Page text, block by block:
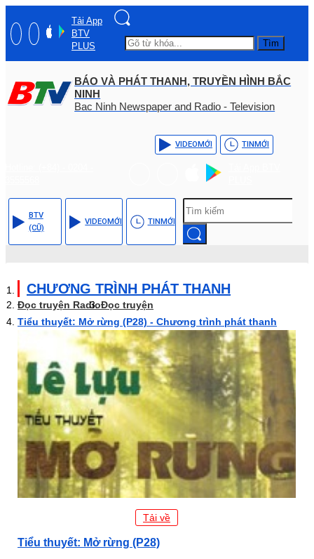
Tải App
BTV
PLUS
Tìm
BÁO VÀ PHÁT THANH, TRUYỀN HÌNH BẮC
NINH
Bac Ninh Newspaper and Radio - Television
VIDEOMỚI TINMỚI
BTV
(CŨ)
VIDEOMỚI TINMỚI
CHƯƠNG TRÌNH PHÁT THANH
Đọc truyện RadioĐọc truyện
Tiểu thuyết: Mở rừng (P28) - Chương trình phát thanh
Tải về
Tiểu thuyết: Mở rừng (P28)